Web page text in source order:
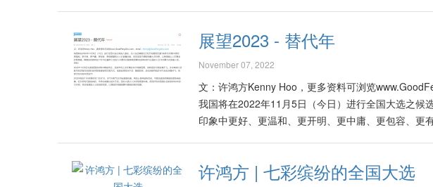
以及流年的桃花星： 属猴、属鼠、属龙的人，在鸡
固定的桃花位在正南方。属虎、属马、属狗的人，
属虎、属马、属狗的人，以及生肖属猴、属鼠、属龙
花卉、带有浪漫或暧昧气息的字画等。然而已婚的人
桃花气息，可能引起口角、误会甚至造成家中鸡犬不
能导致身败名裂，官职不保。 有的人在先天的八字
也容易得到他人的喜爱与辅助。比如说在以下时段
凌晨1点前，早上11点到下午1点前，早上5点到7点
若是遇到已婚的异性的追求或纠缠时，为了不想因
心想从此不会再回到大马，打算在那里落地生根、
现象，目前似乎仍然挥之不去，有的地区甚至越演
短期属于看空趋势，尤其是牵涉许多周边行业的地产
动与震荡，令无数股友们寝食不安。 此年里通货不断
婆及儿女，回流了大马。 Source: https://
shouzhongdecaiyunxunxi/
展望2023 - 替代年
November 07, 2022
文：许鸿方Kenny Hoo，更多资料可浏览
我国将在2022年11月5日（今日）进行全国大选之候
印象中更好、更温和、更开明、更中庸、更包容、
许多不明朗因素，各种谣言与预言满天飞。许多商家
许鸿方 | 七彩缤纷的全国大选